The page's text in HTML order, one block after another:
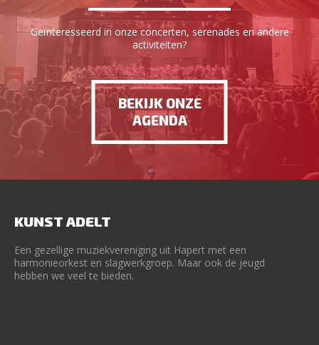
Geïnteresseerd in onze concerten, serenades en andere
activiteiten?
BEKIJK ONZE
AGENDA
KUNST ADELT
Een gezellige muziekvereniging uit Hapert met een
harmonieorkest en slagwerkgroep. Maar ook de jeugd
hebben we veel te bieden.